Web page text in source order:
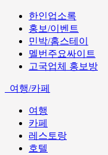
한인업소록
홍보/이벤트
민박/홈스테이
멜번주요싸이트
고국업체 홍보방
여행/카페
여행
카페
레스토랑
호텔